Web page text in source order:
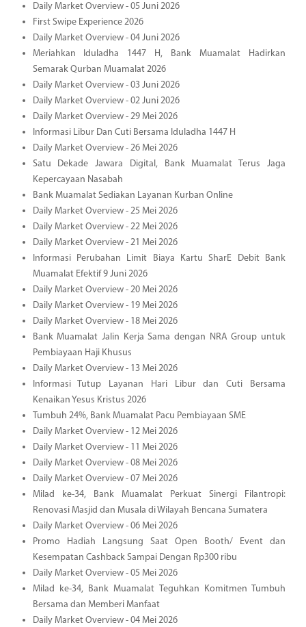
Daily Market Overview - 05 Juni 2026
First Swipe Experience 2026
Daily Market Overview - 04 Juni 2026
Meriahkan Iduladha 1447 H, Bank Muamalat Hadirkan
Semarak Qurban Muamalat 2026
Daily Market Overview - 03 Juni 2026
Daily Market Overview - 02 Juni 2026
Daily Market Overview - 29 Mei 2026
Informasi Libur Dan Cuti Bersama Iduladha 1447 H
Daily Market Overview - 26 Mei 2026
Satu Dekade Jawara Digital, Bank Muamalat Terus Jaga
Kepercayaan Nasabah
Bank Muamalat Sediakan Layanan Kurban Online
Daily Market Overview - 25 Mei 2026
Daily Market Overview - 22 Mei 2026
Daily Market Overview - 21 Mei 2026
Informasi Perubahan Limit Biaya Kartu SharE Debit Bank
Muamalat Efektif 9 Juni 2026
Daily Market Overview - 20 Mei 2026
Daily Market Overview - 19 Mei 2026
Daily Market Overview - 18 Mei 2026
Bank Muamalat Jalin Kerja Sama dengan NRA Group untuk
Pembiayaan Haji Khusus
Daily Market Overview - 13 Mei 2026
Informasi Tutup Layanan Hari Libur dan Cuti Bersama
Kenaikan Yesus Kristus 2026
Tumbuh 24%, Bank Muamalat Pacu Pembiayaan SME
Daily Market Overview - 12 Mei 2026
Daily Market Overview - 11 Mei 2026
Daily Market Overview - 08 Mei 2026
Daily Market Overview - 07 Mei 2026
Milad ke-34, Bank Muamalat Perkuat Sinergi Filantropi:
Renovasi Masjid dan Musala di Wilayah Bencana Sumatera
Daily Market Overview - 06 Mei 2026
Promo Hadiah Langsung Saat Open Booth/ Event dan
Kesempatan Cashback Sampai Dengan Rp300 ribu
Daily Market Overview - 05 Mei 2026
Milad ke-34, Bank Muamalat Teguhkan Komitmen Tumbuh
Bersama dan Memberi Manfaat
Daily Market Overview - 04 Mei 2026